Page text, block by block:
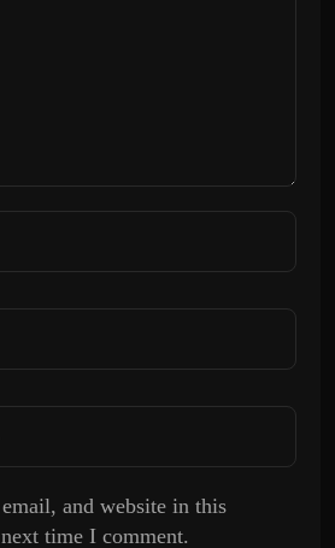
and website in this
time I comment.